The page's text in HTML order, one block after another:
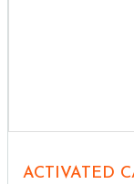
ACTIVATED